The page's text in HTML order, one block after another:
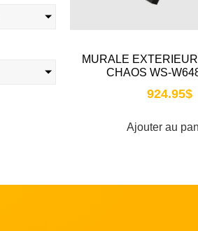
MURALE
CHAOS WS-
924.95$
Ajouter au